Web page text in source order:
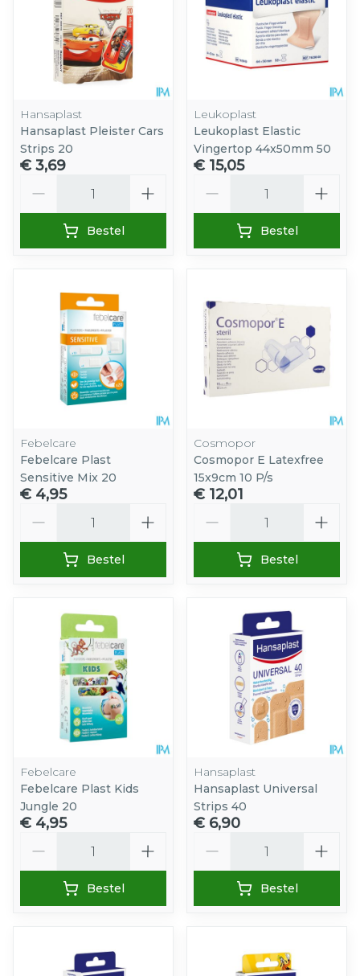
Hansaplast
Hansaplast Pleister Cars
Strips 20
€ 3,69
Bestel
Leukoplast
Leukoplast Elastic
Vingertop 44x50mm 50
€ 15,05
Bestel
Febelcare
Febelcare Plast
Sensitive Mix 20
€ 4,95
Bestel
Cosmopor
Cosmopor E Latexfree
15x9cm 10 P/s
€ 12,01
Bestel
Febelcare
Febelcare Plast Kids
Jungle 20
€ 4,95
Bestel
Hansaplast
Hansaplast Universal
Strips 40
€ 6,90
Bestel